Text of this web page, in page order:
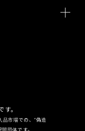
。
品市場での、“偽造